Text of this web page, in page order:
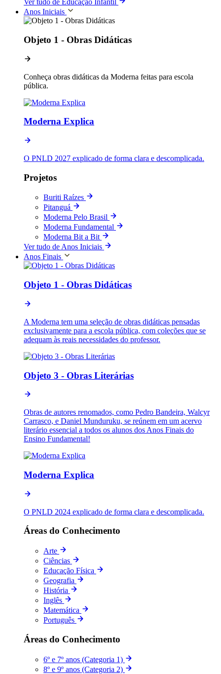
Ver tudo de Educação Infantil
Anos Iniciais
Objeto 1 - Obras Didáticas
Conheça obras didáticas da Moderna feitas para escola
pública.
Moderna Explica
O PNLD 2027 explicado de forma clara e descomplicada.
Projetos
Buriti Raízes
Pitanguá
Moderna Pelo Brasil
Moderna Fundamental
Moderna Bit a Bit
Ver tudo de Anos Iniciais
Anos Finais
Objeto 1 - Obras Didáticas
A Moderna tem uma seleção de obras didáticas pensadas
exclusivamente para a escola pública, com coleções que se
adequam às reais necessidades do professor.
Objeto 3 - Obras Literárias
Obras de autores renomados, como Pedro Bandeira, Walcyr
Carrasco, e Daniel Munduruku, se reúnem em um acervo
literário essencial a todos os alunos dos Anos Finais do
Ensino Fundamental!
Moderna Explica
O PNLD 2024 explicado de forma clara e descomplicada.
Áreas do Conhecimento
Arte
Ciências
Educação Física
Geografia
História
Inglês
Matemática
Português
Áreas do Conhecimento
6º e 7º anos (Categoria 1)
8º e 9º anos (Categoria 2)